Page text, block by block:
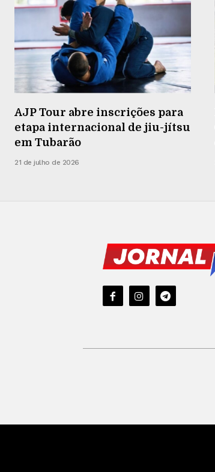
AJP Tour abre inscrições para
etapa internacional de jiu-jítsu
em Tubarão
21 de julho de 2026